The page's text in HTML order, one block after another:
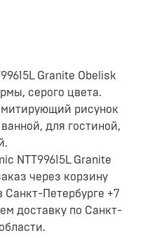
Granite Obelisk
серого цвета.
рисунок
для гостиной,
NTT99615L Granite
через корзину
Санкт-Петербурге +7
доставку по Санкт-